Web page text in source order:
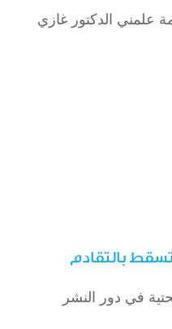
علمني الدكتور غازي
بالتقادم
في دور النشر